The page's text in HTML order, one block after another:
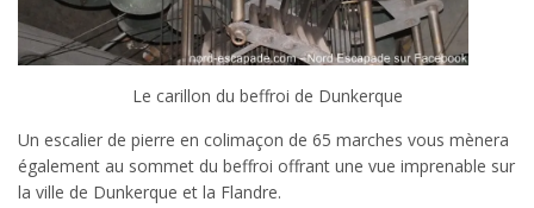
Le carillon du beffroi de Dunkerque
Un escalier de pierre en colimaçon de 65 marches vous mènera
également au sommet du beffroi offrant une vue imprenable sur
la ville de Dunkerque et la Flandre.